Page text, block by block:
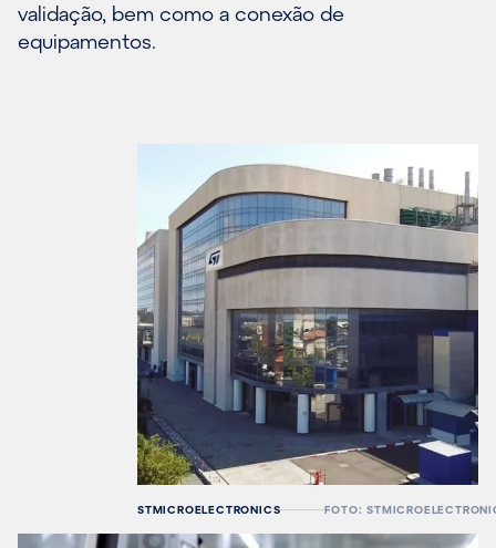
validação, bem como a conexão de
equipamentos.
STMICROELECTRONICS FOTO: